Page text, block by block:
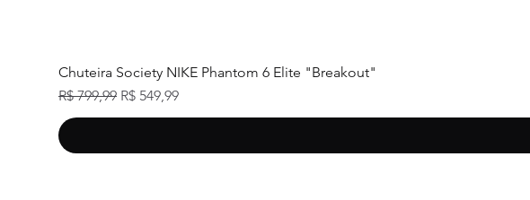
Chuteira Society NIKE Phantom 6 Elite "Breakout"
Preço normal
R$ 799,99 Preço promocional
R$ 549,99